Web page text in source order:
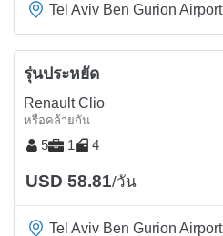
Tel Aviv Ben Gurion Airport
รุ่นประหยัด
Renault Clio
หรือคล้ายกัน
5 1 4
USD 58.81/วัน
Tel Aviv Ben Gurion Airport